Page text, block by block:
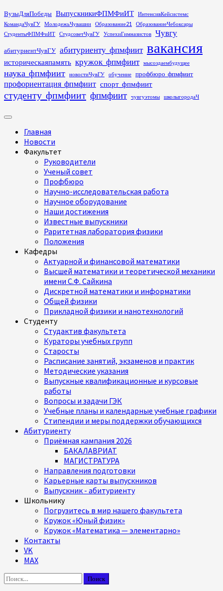
Перейти
к
содержимому
ВузыДляПобеды ВыпускникиФПМФиИТ
ИнтенсивКейсистемс
КомандаЧувГУ
МолодежьЧувашии Образование21
ОбразованиеЧебоксары
СтудентыФПМФиИТ
СтудсоветЧувГУ УспехиГимназистов Чувгу
абитуриентЧувГУ абитуриенту_фпмфиит вакансия
историческаяпамять кружок_фпмфиит мысоздаембудущее
наука_фпмфиит новостиЧувГУ обучение профбюро_фпмфиит
профориентация_фпмфиит спорт_фпмфиит
студенту_фпмфиит фпмфиит чувгуэтомы школыгородаЧ
Основное
Главная
Новости
Факультет
Руководители
Ученый совет
Профбюро
Научно-исследовательская работа
Научное оборудование
Наши достижения
Известные выпускники
Раритетная лаборатория физики
Положения
Кафедры
Актуарной и финансовой математики
Высшей математики и теоретической механики
имени С.Ф. Сайкина
Дискретной математики и информатики
Общей физики
Прикладной физики и нанотехнологий
Студенту
Студактив факультета
Кураторы учебных групп
Старосты
Расписание занятий, экзаменов и практик
Методические указания
Выпускные квалификационные и курсовые
работы
Вопросы и задачи ГЭК
Учебные планы и календарные учебные графики
Стипендии и меры поддержки обучающихся
Абитуриенту
Приёмная кампания 2026
БАКАЛАВРИАТ
МАГИСТРАТУРА
Направления подготовки
Карьерные карты выпускников
Выпускник - абитуриенту
Школьнику
Погрузитесь в мир нашего факультета
Кружок «Юный физик»
Кружок «Математика — элементарно»
Контакты
VK
MAX
Найти: